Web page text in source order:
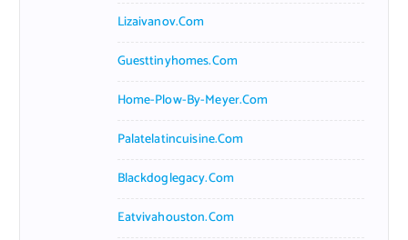
Lizaivanov.com
Guesttinyhomes.com
Home-Plow-By-Meyer.com
Palatelatincuisine.com
Blackdoglegacy.com
Eatvivahouston.com